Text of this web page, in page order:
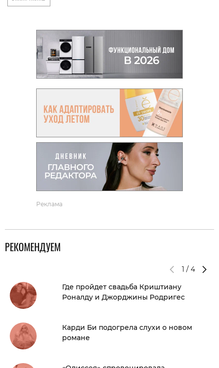
Реклама
РЕКОМЕНДУЕМ
1 / 4
Где пройдет свадьба Криштиану
Роналду и Джорджины Родригес
Карди Би подогрела слухи о новом
романе